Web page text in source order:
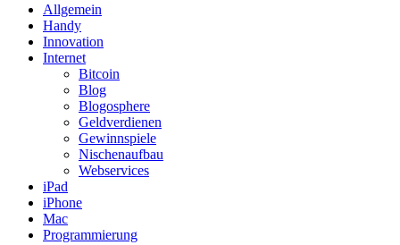
Allgemein
Handy
Innovation
Internet
Bitcoin
Blog
Blogosphere
Geldverdienen
Gewinnspiele
Nischenaufbau
Webservices
iPad
iPhone
Mac
Programmierung